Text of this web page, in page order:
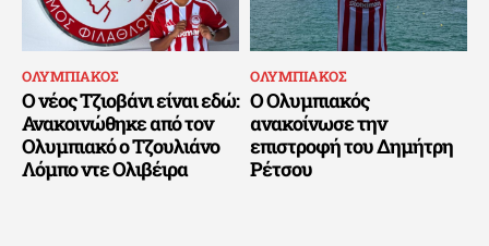
ΟΛΥΜΠΙΑΚΟΣ
Ο νέος Τζιοβάνι είναι εδώ:
Ανακοινώθηκε από τον
Ολυμπιακό ο Τζουλιάνο
Λόμπο ντε Ολιβέιρα
ΟΛΥΜΠΙΑΚΟΣ
Ο Ολυμπιακός
ανακοίνωσε την
επιστροφή του Δημήτρη
Ρέτσου